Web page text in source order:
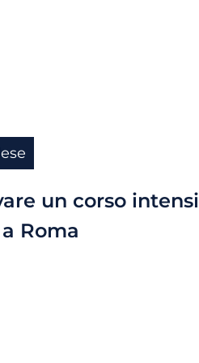
un corso
Roma